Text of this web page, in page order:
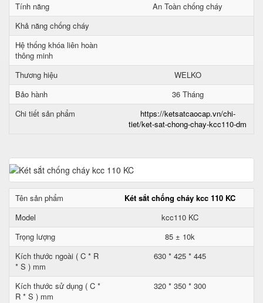
Tính năng
An Toàn chống cháy
Khả năng chống cháy
Hệ thống khóa liên hoàn
thông minh
Thương hiệu
WELKO
Bảo hành
36 Tháng
Chi tiết sản phẩm
https://ketsatcaocap.vn/chi-
tiet/ket-sat-chong-chay-kcc110-dm
Tên sản phẩm
Két sắt chống cháy kcc 110 KC
Model
kcc110 KC
Trọng lượng
85 ± 10k
Kích thước ngoài ( C * R
* S ) mm
630 * 425 * 445
Kích thước sử dụng ( C *
R * S ) mm
320 * 350 * 300